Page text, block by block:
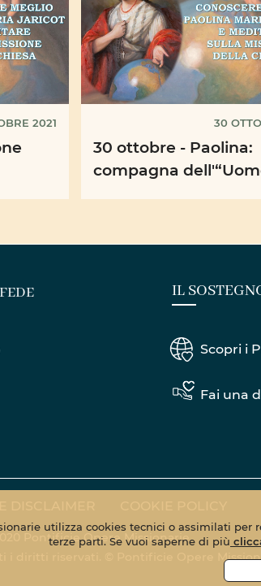
2021 30
30 ottobre - Paolina:
compagna
IL
Scopri i
Fai una
Pontificie Opere Missionarie
i diritti riservati. © Pontificie Opere
utilizza cookies tecnici o assimilati
terze parti. Se vuoi saperne di più